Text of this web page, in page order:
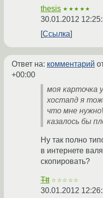
thesis ★★★★★
30.01.2012
Ссылка
Ответ на: комментарий
+00:00
моя карточка
хостапд я
что мне
казалось бы
Ну так полно
в интернете
скопировать?
Ttt ☆☆☆☆☆
30.01.2012